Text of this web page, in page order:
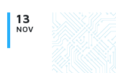
13
NOV